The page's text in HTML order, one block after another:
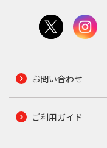
お問い合わせ
ご利用ガイド